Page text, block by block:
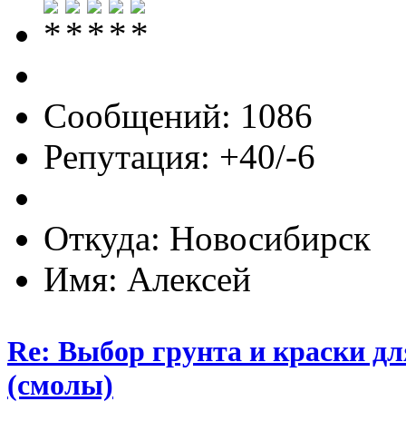
Сообщений: 1086
Репутация: +40/-6
Откуда: Новосибирск
Имя: Алексей
Re: Выбор грунта и краски
(смолы)